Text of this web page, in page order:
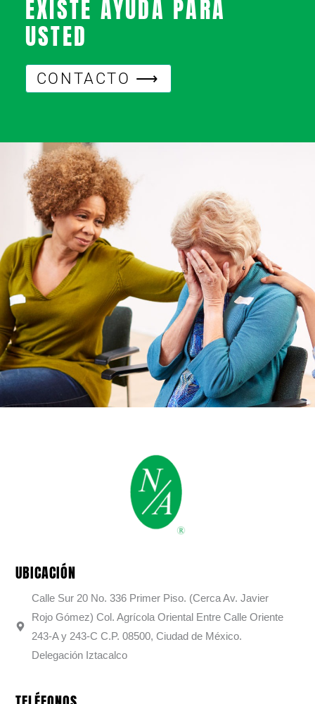
EXISTE AYUDA PARA
USTED
CONTACTO ⟶
UBICACIÓN
Calle Sur 20 No. 336 Primer Piso. (Cerca Av. Javier
Rojo Gómez) Col. Agrícola Oriental Entre Calle Oriente
243-A y 243-C C.P. 08500, Ciudad de México.
Delegación Iztacalco